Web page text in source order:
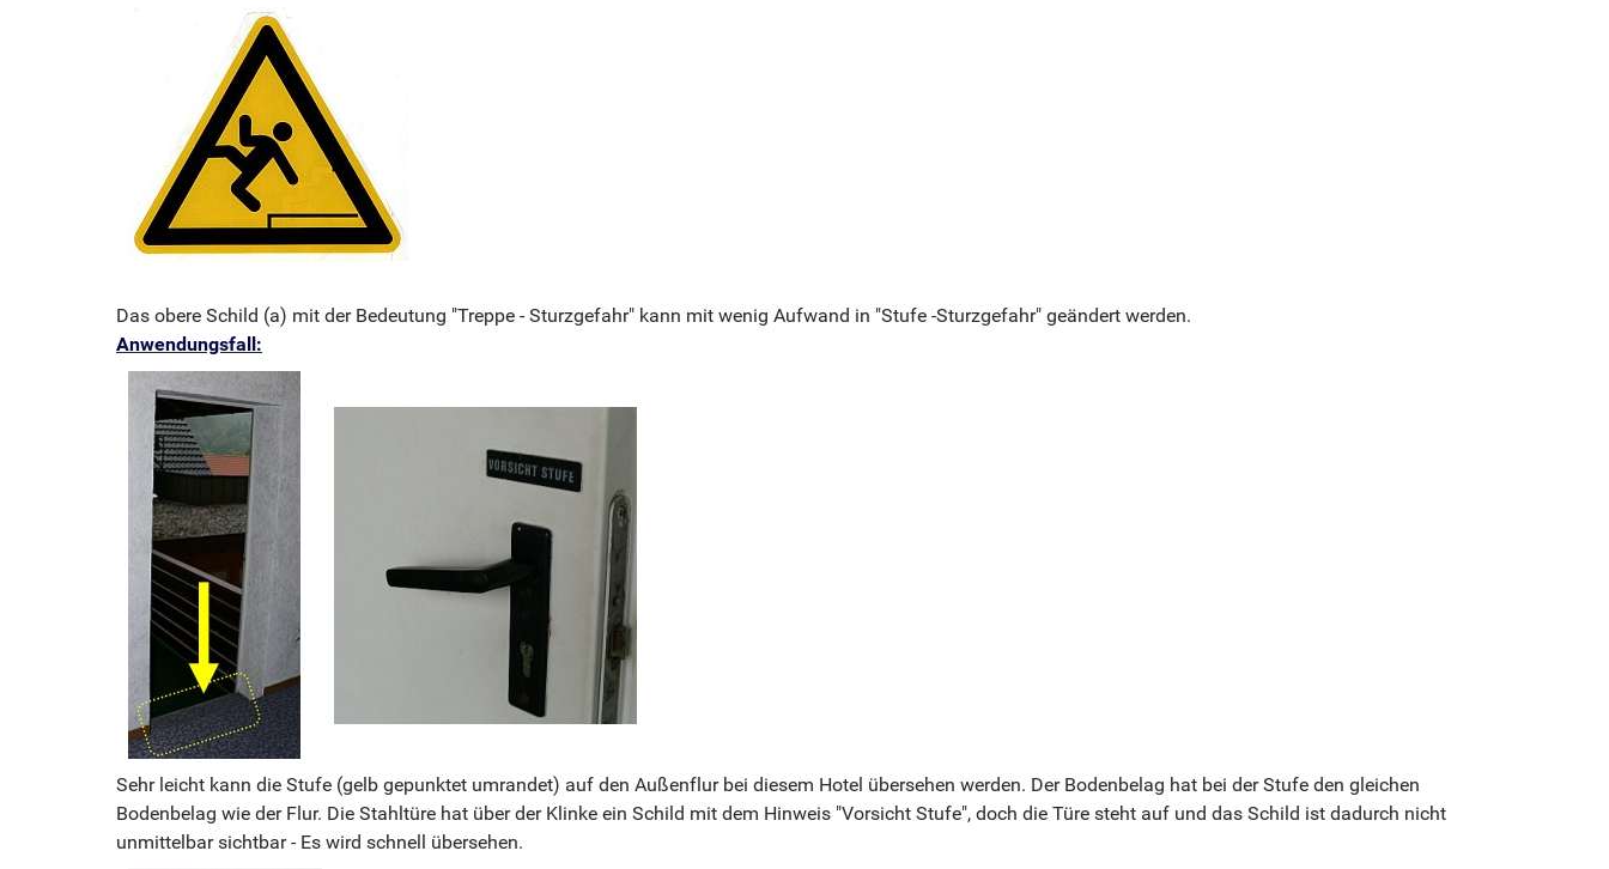
Das obere Schild (a) mit der Bedeutung "Treppe - Sturzgefahr" kann mit wenig Aufwand in "Stufe -Sturzgefahr" geändert werden.
Anwendungsfall:
Sehr leicht kann die Stufe (gelb gepunktet umrandet) auf den Außenflur bei diesem Hotel übersehen werden. Der Bodenbelag hat bei der Stufe den gleichen
Bodenbelag wie der Flur. Die Stahltüre hat über der Klinke ein Schild mit dem Hinweis "Vorsicht Stufe", doch die Türe steht auf und das Schild ist dadurch nicht
unmittelbar sichtbar - Es wird schnell übersehen.